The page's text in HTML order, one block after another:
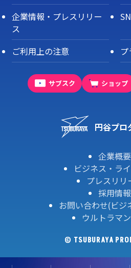
企業情報・プレスリリー
ス
ご利用上の注意
サブスク ショップ
円谷プロ
企業概要
ビジネス・ラ
プレスリリ
採用情報
お問い合わせ(ビジ
ウルトラマ
© TSUBURAYA